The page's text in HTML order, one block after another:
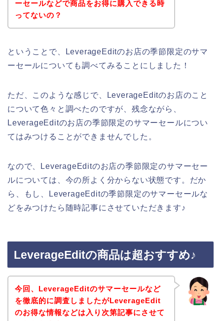
ーセールなどで商品をお得に購入できる時
ってないの？
ということで、LeverageEditのお店の季節限定のサマ
ーセールについても調べてみることにしました！
ただ、このような感じで、LeverageEditのお店のこと
について色々と調べたのですが、残念ながら、
LeverageEditのお店の季節限定のサマーセールについ
てはみつけることができませんでした。
なので、LeverageEditのお店の季節限定のサマーセー
ルについては、今の所よく分からない状態です。だか
ら、もし、LeverageEditの季節限定のサマーセールな
どをみつけたら随時記事にさせていただきます♪
LeverageEditの商品は超おすすめ♪
今回、LeverageEditのサマーセールなど
を徹底的に調査しましたがLeverageEdit
のお得な情報などは入り次第記事にさせて